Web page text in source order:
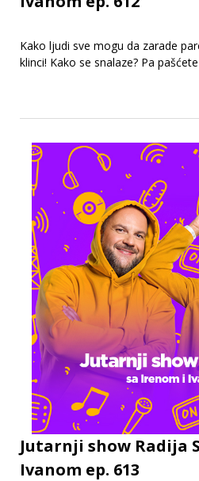
Kako ljudi sve mogu da zarade
klinci! Kako se snalaze? Pa
Jutarnji show Radija
Ivanom ep. 613